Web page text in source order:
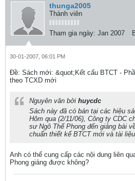
thunga2005
Thành viên
Tham gia ngày: Jan 2007
30-01-2007, 06:01 PM
Ðề: Sách mới: &quot;Kết cấu BTCT -
theo TCXD mới
Nguyên văn bởi huycdc
Sách này đã có bán tại các hiệu
Hôm qua (2/11/06), Công ty CDC
sư Ngô Thế Phong đến giảng bài
chuẩn thiết kế BTCT mới và tài
Anh có thể cung cấp các nội dung liên
Phong giảng được không?